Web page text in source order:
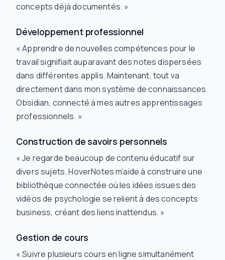
concepts déjà documentés. »
Développement professionnel
« Apprendre de nouvelles compétences pour le
travail signifiait auparavant des notes dispersées
dans différentes applis. Maintenant, tout va
directement dans mon système de connaissances
Obsidian, connecté à mes autres apprentissages
professionnels. »
Construction de savoirs personnels
« Je regarde beaucoup de contenu éducatif sur
divers sujets. HoverNotes m’aide à construire une
bibliothèque connectée où les idées issues des
vidéos de psychologie se relient à des concepts
business, créant des liens inattendus. »
Gestion de cours
« Suivre plusieurs cours en ligne simultanément